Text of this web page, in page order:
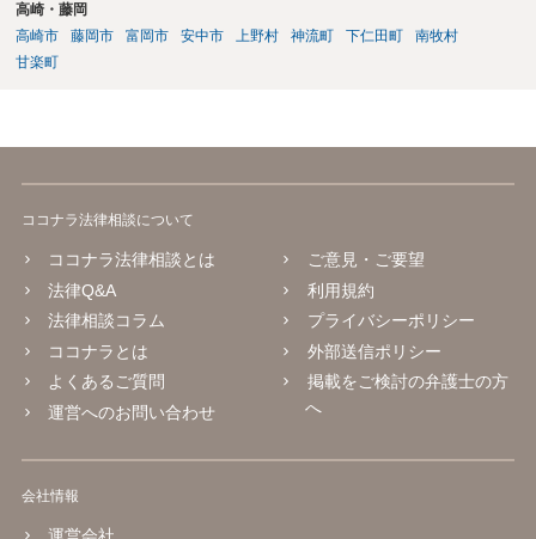
高崎・藤岡
高崎市
藤岡市 富岡市 安中市 上野村 神流町 下仁田町
南牧村
甘楽町
ココナラ法律相談について
ココナラ法律相談とは
法律Q&A
法律相談コラム
ココナラとは
よくあるご質問
運営へのお問い合わせ
ご意見・ご要望
利用規約
プライバシーポリシー
外部送信ポリシー
掲載をご検討の弁護士の方
へ
会社情報
運営会社